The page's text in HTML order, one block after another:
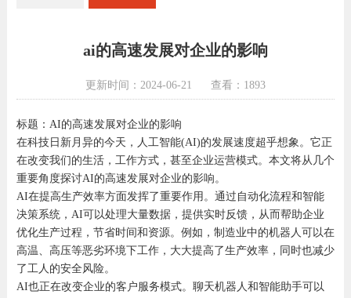
ai的高速发展对企业的影响
更新时间：2024-06-21 查看：1893
标题：AI的高速发展对企业的影响
在科技日新月异的今天，人工智能(AI)的发展速度超乎想象。它正
在改变我们的生活，工作方式，甚至企业运营模式。本文将从几个
重要角度探讨AI的高速发展对企业的影响。
AI在提高生产效率方面发挥了重要作用。通过自动化流程和智能
决策系统，AI可以处理大量数据，提供实时反馈，从而帮助企业
优化生产过程，节省时间和资源。例如，制造业中的机器人可以在
高温、高压等恶劣环境下工作，大大提高了生产效率，同时也减少
了工人的安全风险。
AI也正在改变企业的客户服务模式。聊天机器人和智能助手可以